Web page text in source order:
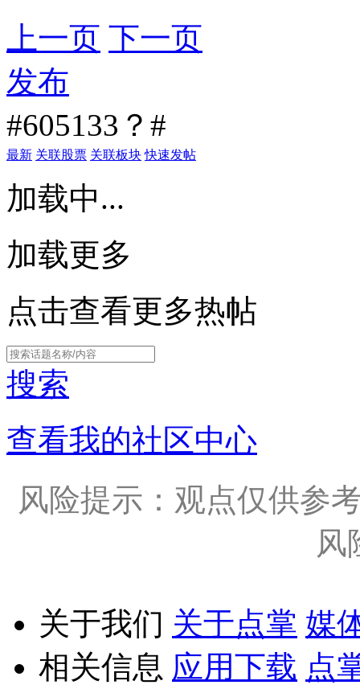
上一页 下一页
发布
#605133？#
最新 关联股票 关联板块 快速发帖
加载中...
加载更多
点击查看更多热帖
搜索
查看我的社区中心
风险提示：观点仅供参
风
关于我们 关于点掌 媒
相关信息 应用下载 点